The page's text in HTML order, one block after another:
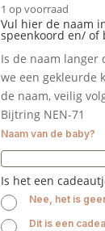
1 op voorraad
Vul hier de naam
speenkoord en/ of
Is de naam langer
we een gekleurde
de naam, veilig
Bijtring NEN-71
Naam van de baby?
Is het een
Nee, het is
Dit is een